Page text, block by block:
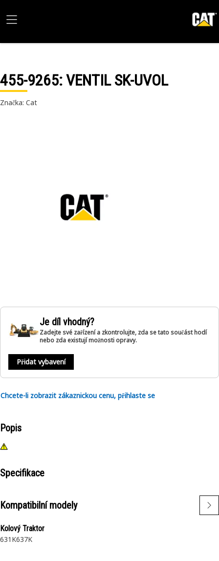
455-9265: VENTIL SK-UVOL
Značka: Cat
Je díl vhodný?
Zadejte své zařízení a zkontrolujte, zda se tato součást hodí
nebo zda existují možnosti opravy.
Přidat vybavení
Chcete-li zobrazit zákaznickou cenu, přihlaste se
Popis
Specifikace
Kompatibilní modely
Kolový Traktor
631K637K